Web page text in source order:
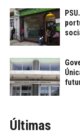
Últimas